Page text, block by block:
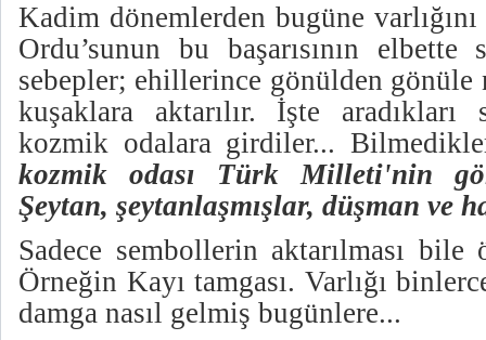
Kadim dönemlerden bugüne
Ordu’sunun bu başarısının elbette
sebepler; ehillerince gönülden gönüle
kuşaklara aktarılır. İşte
kozmik odalara girdiler...
kozmik odası Türk Milleti'nin
Şeytan, şeytanlaşmışlar, düşman ve
Sadece sembollerin aktarılması
Örneğin Kayı tamgası. Varlığı
damga nasıl gelmiş bugünlere...